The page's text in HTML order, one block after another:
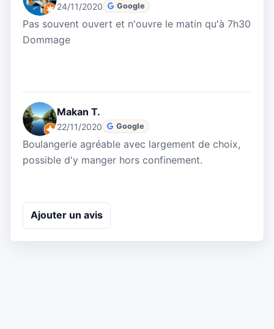
24/11/2020 Google
Pas souvent ouvert et n'ouvre le matin qu'à 7h30
Dommage
Makan T.
22/11/2020 Google
Boulangerie agréable avec largement de choix,
possible d'y manger hors confinement.
Ajouter un avis